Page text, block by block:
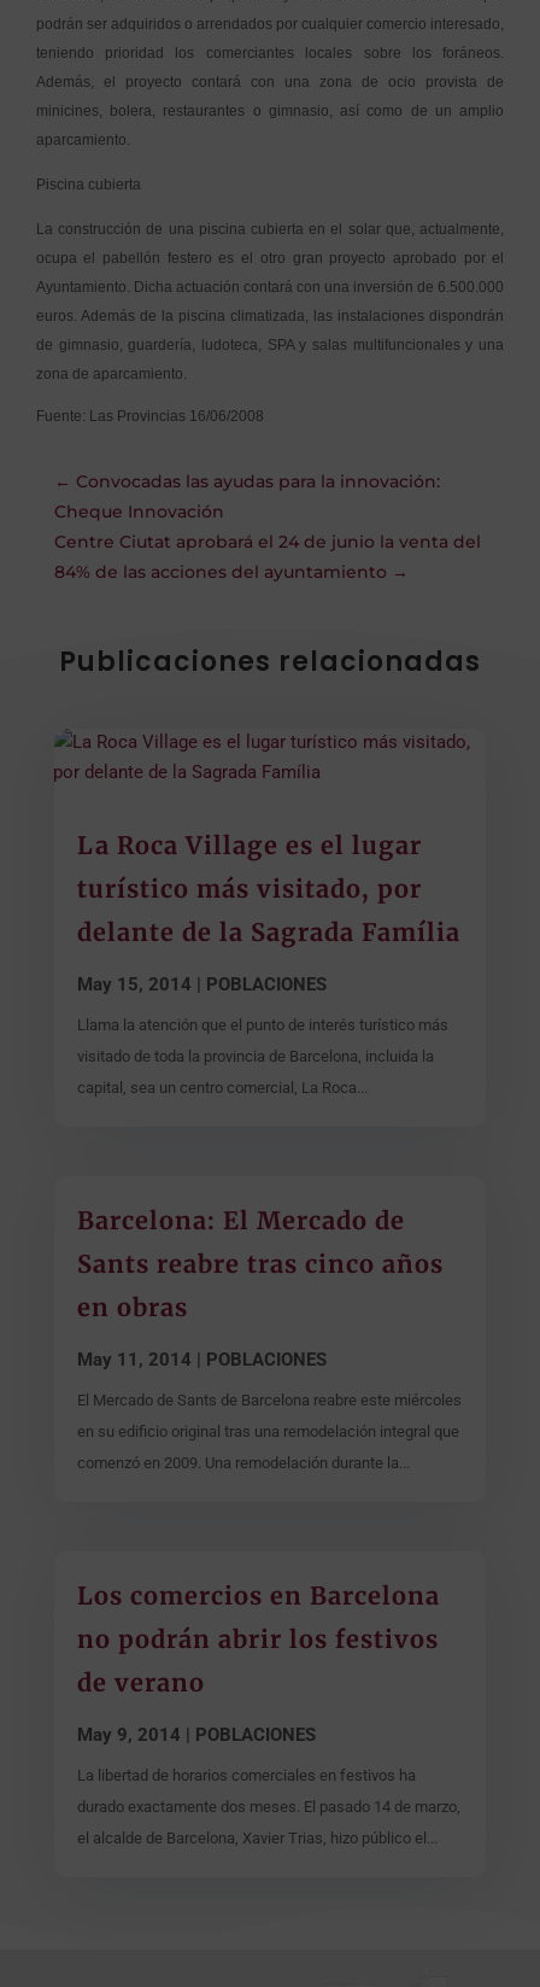
podrán ser adquiridos o arrendados por cualquier comercio interesado,
teniendo prioridad los comerciantes locales sobre los foráneos.
Además, el proyecto contará con una zona de ocio provista de
minicines, bolera, restaurantes o gimnasio, así como de un amplio
aparcamiento.
Piscina cubierta
La construcción de una piscina cubierta en el solar que, actualmente,
ocupa el pabellón festero es el otro gran proyecto aprobado por el
Ayuntamiento. Dicha actuación contará con una inversión de 6.500.000
euros. Además de la piscina climatizada, las instalaciones dispondrán
de gimnasio, guardería, ludoteca, SPA y salas multifuncionales y una
zona de aparcamiento.
Fuente: Las Provincias 16/06/2008
← Convocadas las ayudas para la innovación:
Cheque Innovación
Centre Ciutat aprobará el 24 de junio la venta del
84% de las acciones del ayuntamiento →
Publicaciones relacionadas
La Roca Village es el lugar
turístico más visitado, por
delante de la Sagrada Família
May 15, 2014 | POBLACIONES
Llama la atención que el punto de interés turístico más
visitado de toda la provincia de Barcelona, incluida la
capital, sea un centro comercial, La Roca...
Barcelona: El Mercado de
Sants reabre tras cinco años
en obras
May 11, 2014 | POBLACIONES
El Mercado de Sants de Barcelona reabre este miércoles
en su edificio original tras una remodelación integral que
comenzó en 2009. Una remodelación durante la...
Los comercios en Barcelona
no podrán abrir los festivos
de verano
May 9, 2014 | POBLACIONES
La libertad de horarios comerciales en festivos ha
durado exactamente dos meses. El pasado 14 de marzo,
el alcalde de Barcelona, Xavier Trias, hizo público el...